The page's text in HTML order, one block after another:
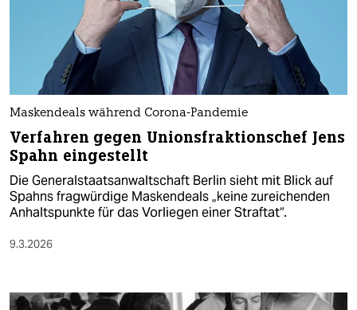
Maskendeals während Corona-Pandemie
Verfahren gegen Unionsfraktionschef Jens
Spahn eingestellt
Die Generalstaatsanwaltschaft Berlin sieht mit Blick auf
Spahns fragwürdige Maskendeals „keine zureichenden
Anhaltspunkte für das Vorliegen einer Straftat“.
9.3.2026